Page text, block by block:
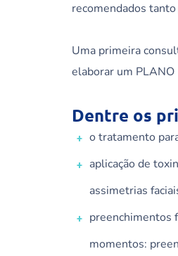
recomendados
Uma primeira
elaborar um PLANO
Dentre os
o tratamento
aplicação de
assimetrias
preenchimentos
momentos: